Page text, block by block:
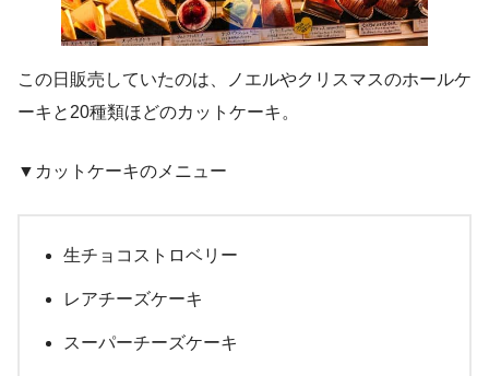
この日販売していたのは、ノエルやクリスマスのホールケ
ーキと20種類ほどのカットケーキ。
▼カットケーキのメニュー
生チョコストロベリー
レアチーズケーキ
スーパーチーズケーキ